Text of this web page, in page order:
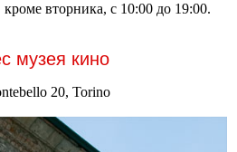
вторника, с 10:00 до 19:00.
музея кино
20, Torino